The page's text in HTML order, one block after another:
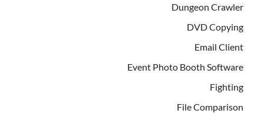
Dungeon Crawler
DVD Copying
Email Client
Event Photo Booth Software
Fighting
File Comparison